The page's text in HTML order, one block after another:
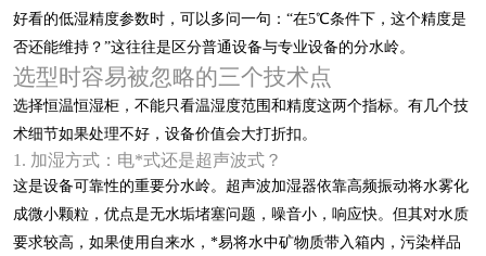
好看的低湿精度参数时，可以多问一句：“在5℃条件下，这个精度是
否还能维持？”这往往是区分普通设备与专业设备的分水岭。
选型时容易被忽略的三个技术点
选择恒温恒湿柜，不能只看温湿度范围和精度这两个指标。有几个技
术细节如果处理不好，设备价值会大打折扣。
1. 加湿方式：电*式还是超声波式？
这是设备可靠性的重要分水岭。超声波加湿器依靠高频振动将水雾化
成微小颗粒，优点是无水垢堵塞问题，噪音小，响应快。但其对水质
要求较高，如果使用自来水，*易将水中矿物质带入箱内，污染样品